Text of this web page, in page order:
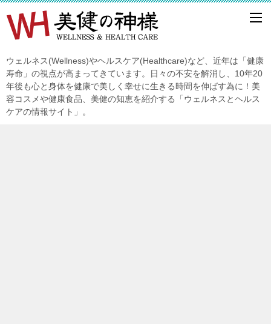
ウェルネス(Wellness)やヘルスケア(Healthcare)など、近年は「健康
寿命」の視点が高まってきています。日々の不安を解消し、10年20
年後も心と身体を健康で美しく幸せに生きる時間を伸ばす為に！美
容コスメや健康食品、美健の知恵を紹介する「ウェルネスとヘルス
ケアの情報サイト」。